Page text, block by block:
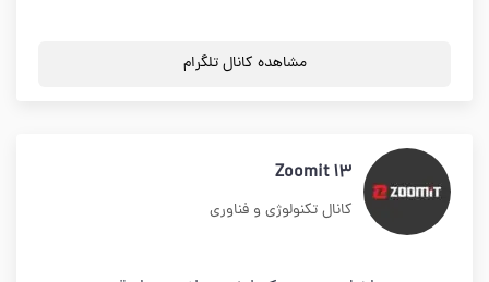
مشاهده کانال تلگرام
Zoomit 13
کانال تکنولوژی و فناوری